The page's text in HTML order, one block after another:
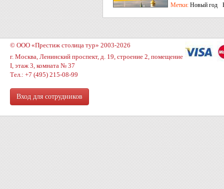
Метки: Новый год
© ООО «Престиж столица тур» 2003-2026
г. Москва, Ленинский проспект, д. 19, строение 2, помещение
I, этаж 3, комната № 37
Тел.: +7 (495) 215-08-99
Вход для сотрудников